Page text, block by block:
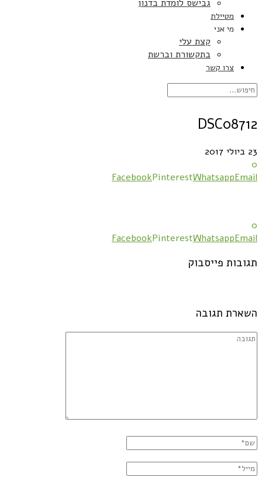
גבישס לומדת בדנון
מטיילת
מי אני
קצת עלי
בתקשורת וברשת
צרו קשר
DSC08712
23 ביולי 2017
0
FacebookPinterestWhatsappEmail
0
FacebookPinterestWhatsappEmail
תגובות פייסבוק
השארת תגובה